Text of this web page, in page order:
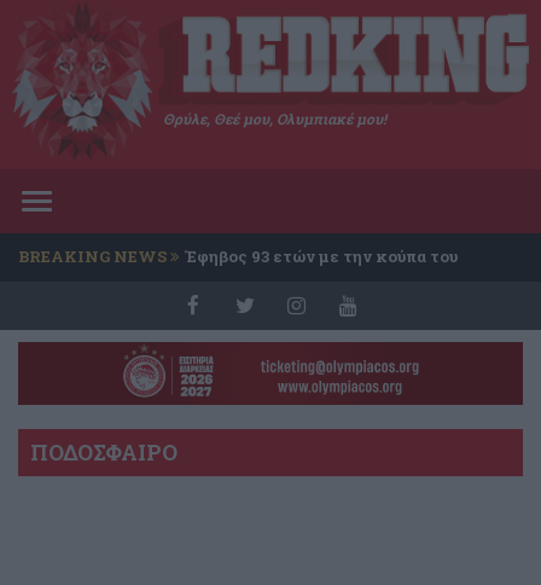
Θρύλε, Θεέ μου, Ολυμπιακέ μου!
Toggle
BREAKING NEWS Έφηβος 93 ετών με την κούπα του
ΠΟΔΟΣΦΑΙΡΟ